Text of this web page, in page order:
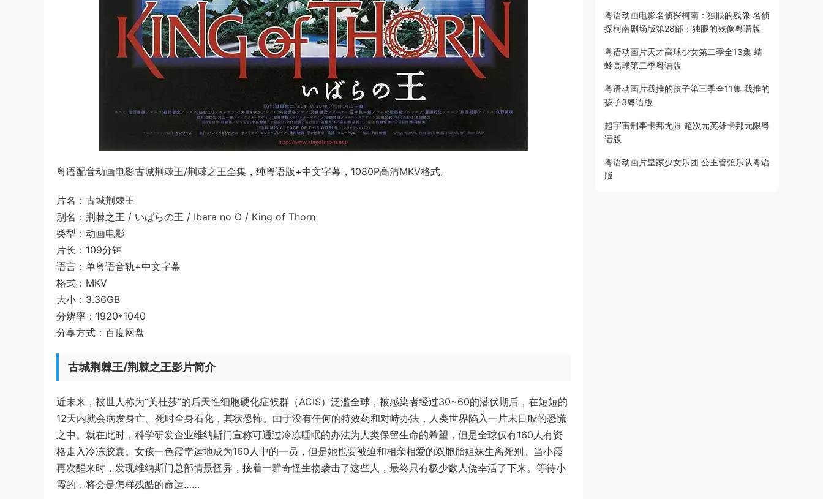
粤语配音动画电影古城荆棘王/荆棘之王全集，纯粤语版+中文字幕，1080P高清MKV格式。
片名：古城荆棘王
别名：荆棘之王 / いばらの王 / Ibara no O / King of Thorn
类型：动画电影
片长：109分钟
语言：单粤语音轨+中文字幕
格式：MKV
大小：3.36GB
分辨率：1920*1040
分享方式：百度网盘
古城荆棘王/荆棘之王影片简介
近未来，被世人称为“美杜莎”的后天性细胞硬化症候群（ACIS）泛滥全球，被感染者经过30~60的潜伏期后，在短短的
12天内就会病发身亡。死时全身石化，其状恐怖。由于没有任何的特效药和对峙办法，人类世界陷入一片末日般的恐慌
之中。就在此时，科学研发企业维纳斯门宣称可通过冷冻睡眠的办法为人类保留生命的希望，但是全球仅有160人有资
格走入冷冻胶囊。女孩一色霞幸运地成为160人中的一员，但是她也要被迫和相亲相爱的双胞胎姐妹生离死别。当小霞
再次醒来时，发现维纳斯门总部情景怪异，接着一群奇怪生物袭击了这些人，最终只有极少数人侥幸活了下来。等待小
霞的，将会是怎样残酷的命运……
粤语动画电影名侦探柯南：独眼的残像 名侦
探柯南剧场版第28部：独眼的残像粤语版
粤语动画片天才高球少女第二季全13集 蜻
蛉高球第二季粤语版
粤语动画片我推的孩子第三季全11集 我推的
孩子3粤语版
超宇宙刑事卡邦无限 超次元英雄卡邦无限粤
语版
粤语动画片皇家少女乐团 公主管弦乐队粤语
版